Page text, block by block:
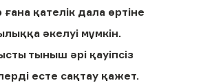
қателік дала өртіне
әкелуі мүмкін.
тыныш әрі қауіпсіз
есте сақтау қажет.